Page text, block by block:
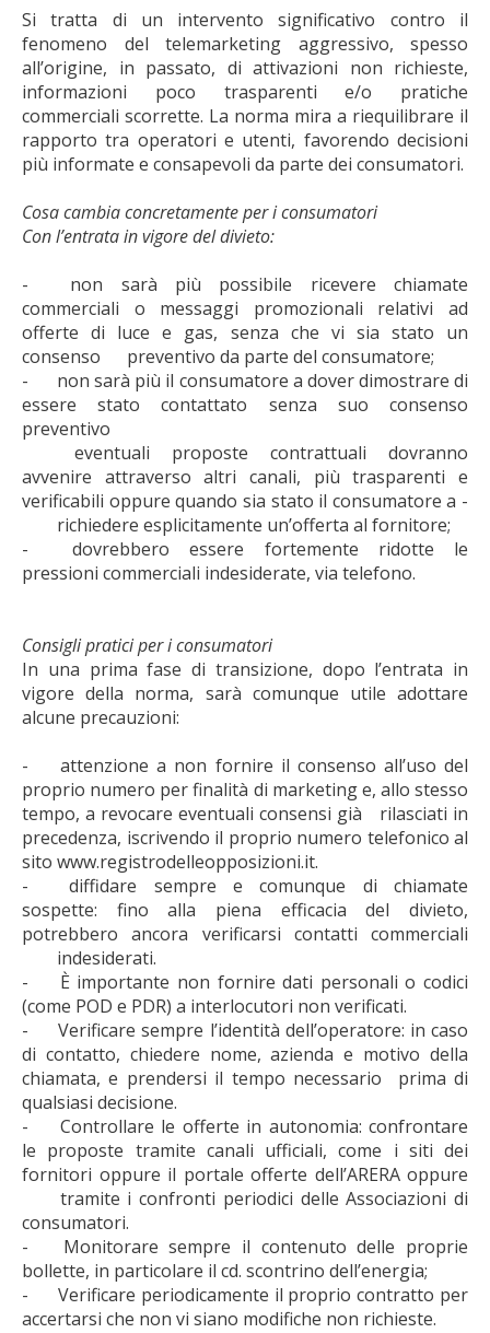
Si tratta di un intervento significativo contro il
fenomeno del telemarketing aggressivo, spesso
all’origine, in passato, di attivazioni non richieste,
informazioni poco trasparenti e/o pratiche
commerciali scorrette. La norma mira a riequilibrare il
rapporto tra operatori e utenti, favorendo decisioni
più informate e consapevoli da parte dei consumatori.
Cosa cambia concretamente per i consumatori
Con l’entrata in vigore del divieto:
-
non sarà più possibile ricevere chiamate
commerciali o messaggi promozionali relativi ad
offerte di luce e gas, senza che vi sia stato un
consenso
preventivo da parte del consumatore;
-
non sarà più il consumatore a dover dimostrare di
essere stato contattato senza suo consenso
preventivo
eventuali proposte contrattuali dovranno
avvenire attraverso altri canali, più trasparenti e
verificabili oppure quando sia stato il consumatore a -
richiedere esplicitamente un’offerta al fornitore;
-
dovrebbero essere fortemente ridotte le
pressioni commerciali indesiderate, via telefono.
Consigli pratici per i consumatori
In una prima fase di transizione, dopo l’entrata in
vigore della norma, sarà comunque utile adottare
alcune precauzioni:
-
attenzione a non fornire il consenso all’uso del
proprio numero per finalità di marketing e, allo stesso
tempo, a revocare eventuali consensi già
rilasciati in
precedenza, iscrivendo il proprio numero telefonico al
sito www.registrodelleopposizioni.it.
-
diffidare sempre e comunque di chiamate
sospette: fino alla piena efficacia del divieto,
potrebbero ancora verificarsi contatti commerciali
indesiderati.
-
È importante non fornire dati personali o codici
(come POD e PDR) a interlocutori non verificati.
-
Verificare sempre l’identità dell’operatore: in caso
di contatto, chiedere nome, azienda e motivo della
chiamata, e prendersi il tempo necessario
prima di
qualsiasi decisione.
-
Controllare le offerte in autonomia: confrontare
le proposte tramite canali ufficiali, come i siti dei
fornitori oppure il portale offerte dell’ARERA oppure
tramite i confronti periodici delle Associazioni di
consumatori.
-
Monitorare sempre il contenuto delle proprie
bollette, in particolare il cd. scontrino dell’energia;
-
Verificare periodicamente il proprio contratto per
accertarsi che non vi siano modifiche non richieste.